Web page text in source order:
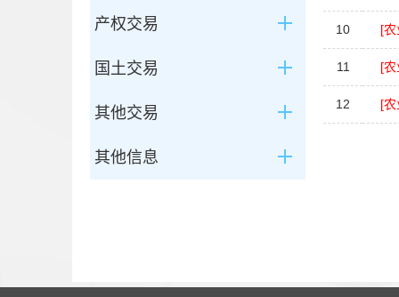
产权交易
国土交易
其他交易
其他信息
10 [
11 [
12 [